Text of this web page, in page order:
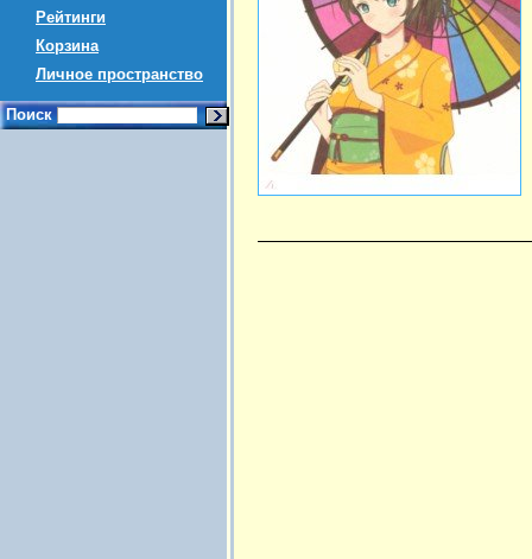
Рейтинги
Корзина
Личное пространство
Поиск